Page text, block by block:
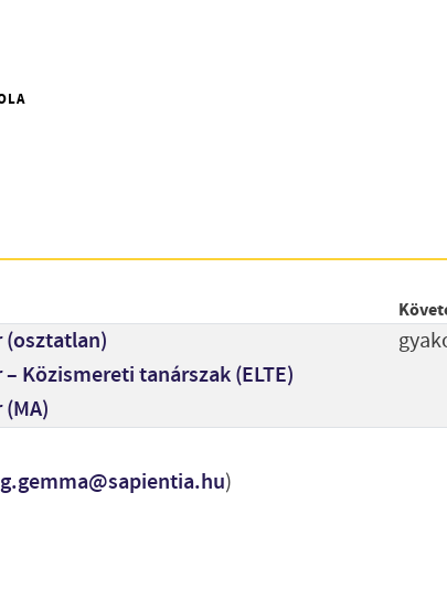
Közismereti tanárszak (ELTE)
)